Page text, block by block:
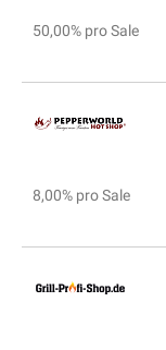
50,00% pro Sale
8,00% pro Sale